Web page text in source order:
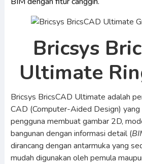
Bricsys
Ultimate
Bricsys BricsCAD Ultimate adalah
CAD (Computer-Aided Design) yang
pengguna membuat gambar 2D,
bangunan dengan informasi detail (
dirancang dengan antarmuka yang
mudah digunakan oleh pemula